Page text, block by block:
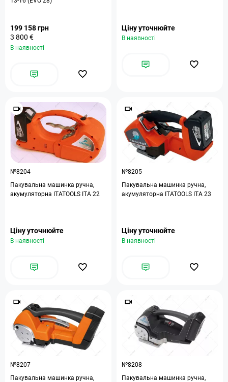
199 158 грн
3 800 €
В наявності
Ціну уточнюйте
В наявності
№8204
Пакувальна машинка ручна,
акумуляторна ITATOOLS ITA 22
Ціну уточнюйте
В наявності
№8205
Пакувальна машинка ручна,
акумуляторна ITATOOLS ITA 23
Ціну уточнюйте
В наявності
№8207
Пакувальна машинка ручна,
№8208
Пакувальна машинка ручна,